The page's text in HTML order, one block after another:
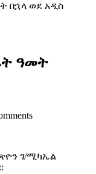
በኋላ ወደ አዲስ
ዓመት
ገ/ሚካኤል